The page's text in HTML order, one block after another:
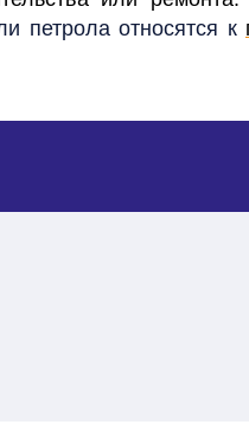
петрола относятся к